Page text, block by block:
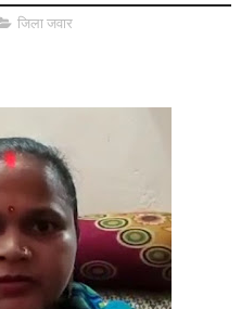
जिला जवार